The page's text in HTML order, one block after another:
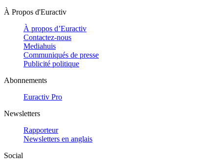
À Propos d'Euractiv
À propos d’Euractiv
Contactez-nous
Mediahuis
Communiqués de presse
Publicité politique
Abonnements
Euractiv Pro
Newsletters
Rapporteur
Newsletters en anglais
Social